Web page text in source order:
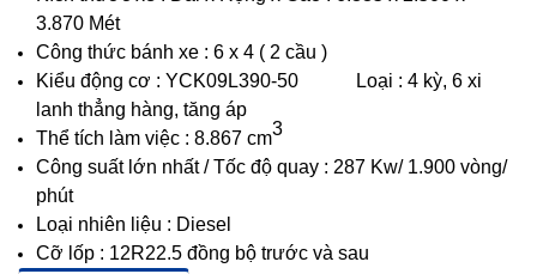
3.870 Mét
Công thức bánh xe : 6 x 4 ( 2 cầu )
Kiểu động cơ : YCK09L390-50 Loại : 4 kỳ, 6 xi
lanh thẳng hàng, tăng áp
Thể tích làm việc : 8.867 cm3
Công suất lớn nhất / Tốc độ quay : 287 Kw/ 1.900 vòng/
phút
Loại nhiên liệu : Diesel
Cỡ lốp : 12R22.5 đồng bộ trước và sau